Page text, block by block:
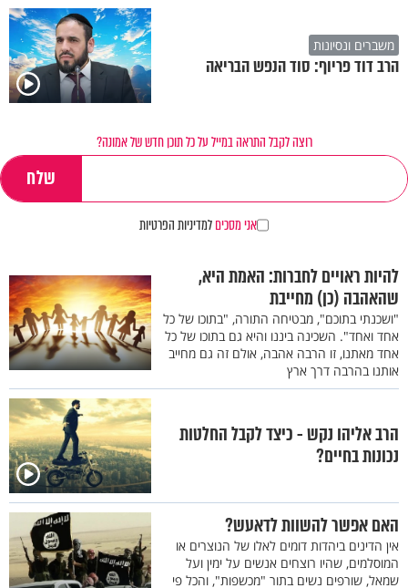
משברים ונסיונות
הרב דוד פריוף: סוד הנפש הבריאה
רוצה לקבל התראה במייל על כל תוכן חדש של אמונה?
אני מסכיםלמדיניות הפרטיות
להיות ראויים לחברות: האמת היא,
שהאהבה (כן) מחייבת
"ושכנתי בתוכם", מבטיחה התורה, "בתוכו של כל
אחד ואחד". השכינה ביננו והיא גם בתוכו של כל
אחד מאתנו, זו הרבה אהבה, אולם זה גם מחייב
אותנו בהרבה דרך ארץ
הרב אליהו נקש - כיצד לקבל החלטות
נכונות בחיים?
האם אפשר להשוות לדאעש?
אין הדינים ביהדות דומים לאלו של הנוצרים או
המוסלמים, שהיו רוצחים אנשים על ימין ועל
שמאל, שורפים נשים בתור "מכשפות", והכל פי